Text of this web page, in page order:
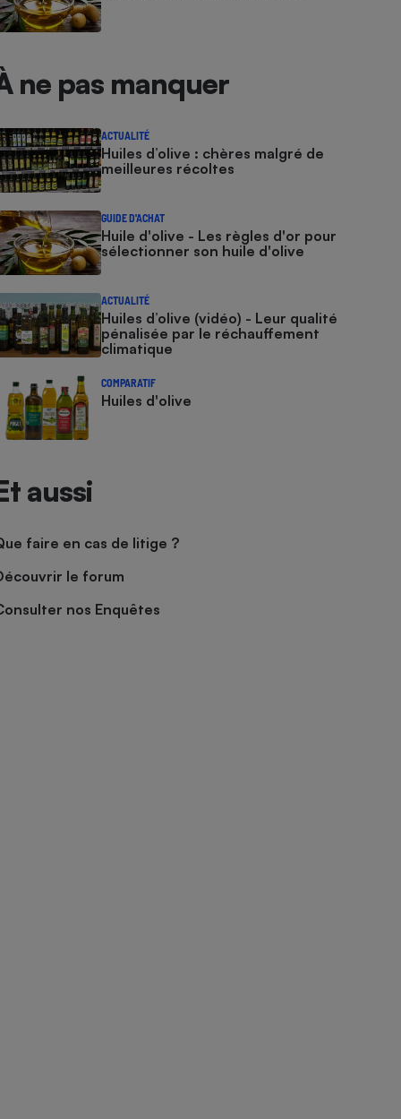
ne pas manquer
ACTUALITÉ
Huiles d’olive : chères malgré de
meilleures récoltes
GUIDE D'ACHAT
Huile d'olive - Les règles d'or pour
sélectionner son huile d'olive
ACTUALITÉ
Huiles d’olive (vidéo) - Leur qualité
pénalisée par le réchauffement
climatique
COMPARATIF
Huiles d'olive
aussi
faire en cas de litige ?
le forum
nos Enquêtes